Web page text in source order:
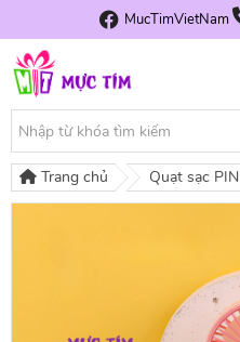
MucTimVietNam
Trang chủ Quạt sạc PIN